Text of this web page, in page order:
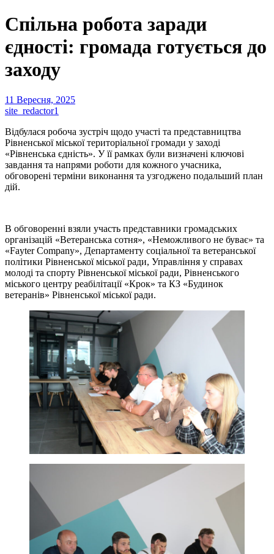
Спільна робота заради
єдності: громада готується до
заходу
11 Вересня, 2025
site_redactor1
Відбулася робоча зустріч щодо участі та представництва
Рівненської міської територіальної громади у заході
«Рівненська єдність». У її рамках були визначені ключові
завдання та напрями роботи для кожного учасника,
обговорені терміни виконання та узгоджено подальший план
дій.
В обговоренні взяли участь представники громадських
організацій «Ветеранська сотня», «Неможливого не буває» та
«Fayter Company», Департаменту соціальної та ветеранської
політики Рівненської міської ради, Управління у справах
молоді та спорту Рівненської міської ради, Рівненського
міського центру реабілітації «Крок» та КЗ «Будинок
ветеранів» Рівненської міської ради.